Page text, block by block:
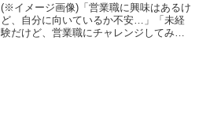
(※イメージ画像)「営業職に興味はあるけ
ど、自分に向いているか不安…」「未経
験だけど、営業職にチャレンジしてみた